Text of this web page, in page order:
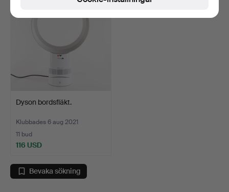
Dyson bordsfläkt.
Klubbades 6 aug 2021
11 bud
116 USD
Bevaka sökning